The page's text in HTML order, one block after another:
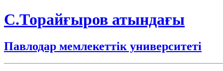
С.Торайғыров атындағы
Павлодар мемлекеттік университеті